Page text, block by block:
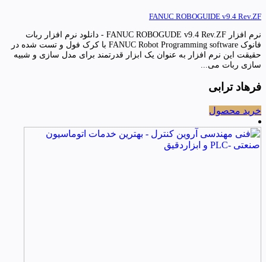
FANUC ROBOGUIDE v9.4 Rev.ZF
نرم افزار FANUC ROBOGUDE v9.4 Rev.ZF - دانلود نرم افزار ربات
فانوک FANUC Robot Programming software با کرک فول و تست شده در
حقیقت این نرم افزار به عنوان یک ابزار قدرتمند برای مدل سازی و شبیه
سازی ربات می...
فرهاد ترابی
خرید محصول